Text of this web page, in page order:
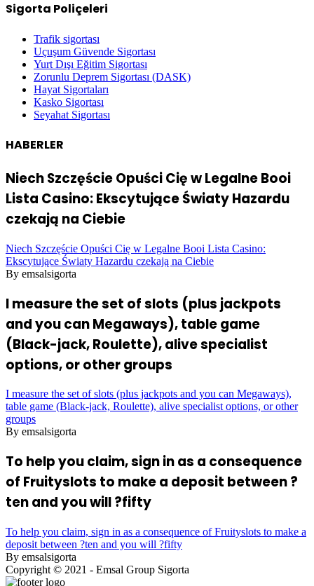
Sigorta Poliçeleri
Trafik sigortası
Uçuşum Güvende Sigortası
Yurt Dışı Eğitim Sigortası
Zorunlu Deprem Sigortası (DASK)
Hayat Sigortaları
Kasko Sigortası
Seyahat Sigortası
HABERLER
Niech Szczęście Opuści Cię w Legalne Booi
Lista Casino: Ekscytujące Światy Hazardu
czekają na Ciebie
Niech Szczęście Opuści Cię w Legalne Booi Lista Casino:
Ekscytujące Światy Hazardu czekają na Ciebie
By emsalsigorta
I measure the set of slots (plus jackpots
and you can Megaways), table game
(Black-jack, Roulette), alive specialist
options, or other groups
I measure the set of slots (plus jackpots and you can Megaways),
table game (Black-jack, Roulette), alive specialist options, or other
groups
By emsalsigorta
To help you claim, sign in as a consequence
of Fruityslots to make a deposit between ?
ten and you will ?fifty
To help you claim, sign in as a consequence of Fruityslots to make a
deposit between ?ten and you will ?fifty
By emsalsigorta
Copyright © 2021 - Emsal Group Sigorta